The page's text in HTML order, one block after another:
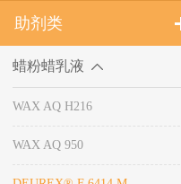
助剂类
蜡粉蜡乳液
WAX AQ H216
WAX AQ 950